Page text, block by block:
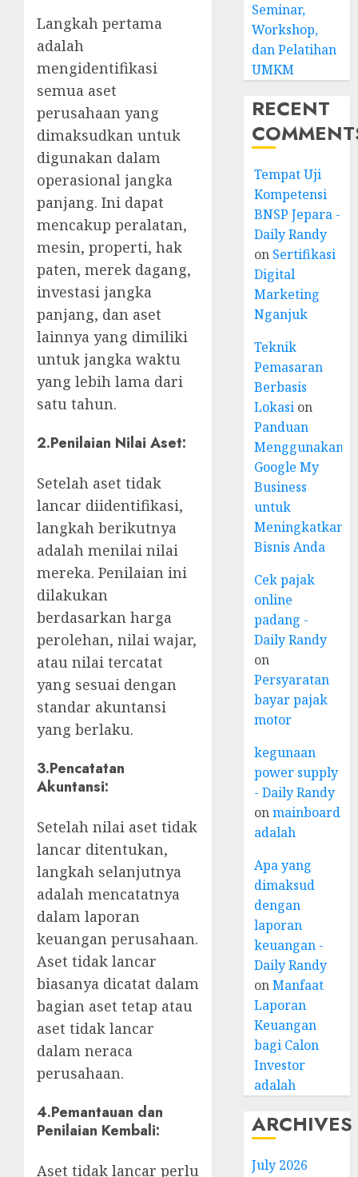
Langkah pertama
adalah
mengidentifikasi
semua aset
perusahaan yang
dimaksudkan untuk
digunakan dalam
operasional jangka
panjang. Ini dapat
mencakup peralatan,
mesin, properti, hak
paten, merek dagang,
investasi jangka
panjang, dan aset
lainnya yang dimiliki
untuk jangka waktu
yang lebih lama dari
satu tahun.
2.Penilaian Nilai Aset:
Setelah aset tidak
lancar diidentifikasi,
langkah berikutnya
adalah menilai nilai
mereka. Penilaian ini
dilakukan
berdasarkan harga
perolehan, nilai wajar,
atau nilai tercatat
yang sesuai dengan
standar akuntansi
yang berlaku.
3.Pencatatan
Akuntansi:
Setelah nilai aset tidak
lancar ditentukan,
langkah selanjutnya
adalah mencatatnya
dalam laporan
keuangan perusahaan.
Aset tidak lancar
biasanya dicatat dalam
bagian aset tetap atau
aset tidak lancar
dalam neraca
perusahaan.
4.Pemantauan dan
Penilaian Kembali:
Aset tidak lancar perlu
Seminar,
Workshop,
dan Pelatihan
UMKM
RECENT
Tempat Uji
Kompetensi
BNSP Jepara -
Daily Randy
on Sertifikasi
Digital
Marketing
Nganjuk
Teknik
Pemasaran
Berbasis
Lokasi on
Panduan
Menggunakan
Google My
Business
untuk
Meningkatkan
Bisnis Anda
Cek pajak
online
padang -
Daily Randy
on
Persyaratan
bayar pajak
motor
kegunaan
power supply
- Daily Randy
onmainboard
adalah
Apa yang
dimaksud
dengan
laporan
keuangan -
Daily Randy
onManfaat
Laporan
Keuangan
bagi Calon
Investor
adalah
ARCHIVES
July 2026